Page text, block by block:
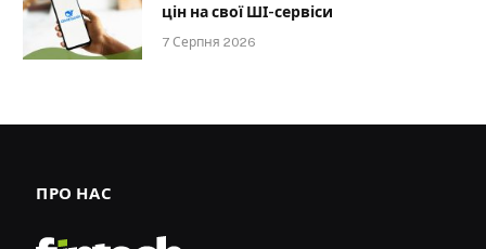
цін на свої ШІ-сервіси
7 Серпня 2026
ПРО НАС